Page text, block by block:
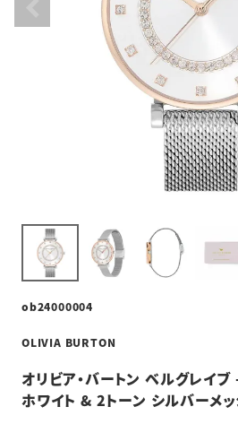
ob24000004
OLIVIA BURTON
オリビア・バートン ベルグレイ
ホワイト & 2トーン シルバーメッ